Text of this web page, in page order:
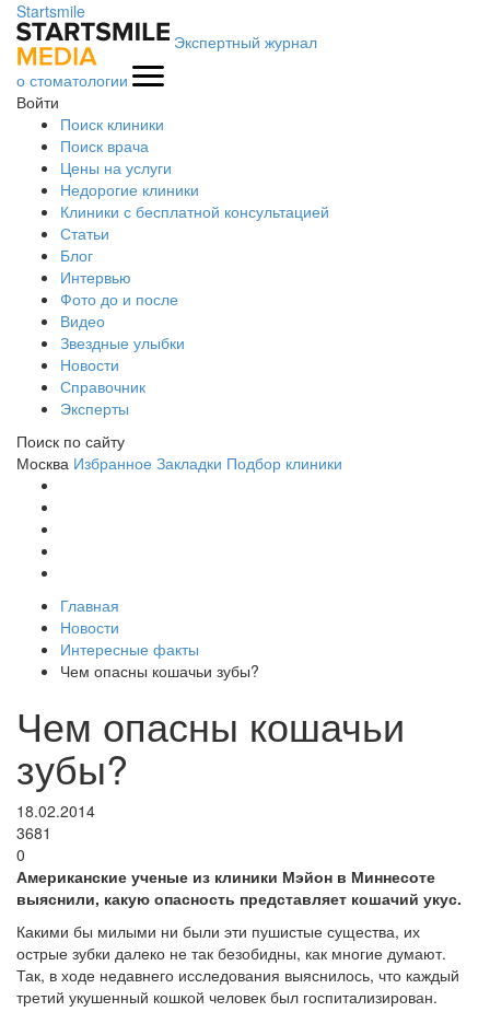
Startsmile
Экспертный журнал
о стоматологии
Войти
Поиск клиники
Поиск врача
Цены на услуги
Недорогие клиники
Клиники с бесплатной консультацией
Статьи
Блог
Интервью
Фото до и после
Видео
Звездные улыбки
Новости
Справочник
Эксперты
Поиск по сайту
Москва Избранное Закладки Подбор клиники
Главная
Новости
Интересные факты
Чем опасны кошачьи зубы?
Чем опасны кошачьи
зубы?
18.02.2014
3681
0
Американские ученые из клиники Мэйон в Миннесоте
выяснили, какую опасность представляет кошачий укус.
Какими бы милыми ни были эти пушистые существа, их
острые зубки далеко не так безобидны, как многие думают.
Так, в ходе недавнего исследования выяснилось, что каждый
третий укушенный кошкой человек был госпитализирован.